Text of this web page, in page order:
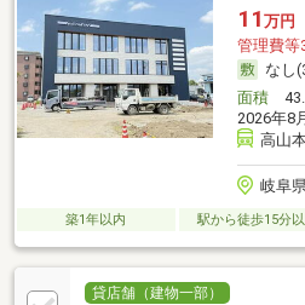
11 万円
管理費等
なし
面積
2026年8
高山
岐阜
築1年以内 駅から徒歩15分
貸店舗（建物一部）